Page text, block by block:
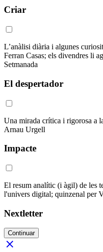
Criar
L’anàlisi diària i algunes
Ferran Casas; els divendres li
Setmanada
El despertador
Una mirada crítica i rigorosa a
Arnau Urgell
Impacte
El resum analític (i àgil) de les
l'univers digital; quinzenal per
Nextletter
Continuar
close